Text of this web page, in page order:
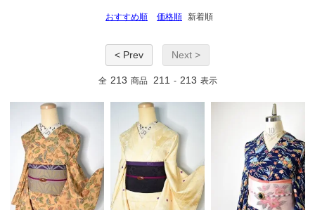
おすすめ順 価格順 新着順
< Prev Next >
全 213 商品 211 - 213 表示